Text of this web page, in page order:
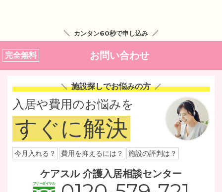
カンタン60秒で申し込み
完全無料 お問い合わせ
施設探しでお悩みの方
入居や費用のお悩みを
すぐに解決
今月入れる？ 費用を抑えるには？ 施設の評判は？
ケアスル 介護入居相談センター